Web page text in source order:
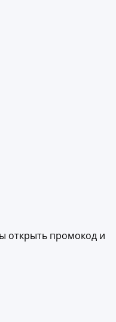
открыть промокод и